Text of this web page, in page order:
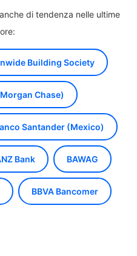
di tendenza nelle ultime
Building Society
Chase)
Santander (Mexico)
Bank BAWAG
BBVA Bancomer